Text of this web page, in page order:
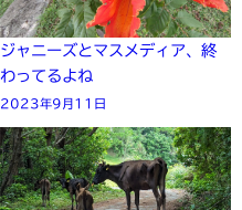
ジャニーズとマスメディア、終
わってるよね
2023年9月11日